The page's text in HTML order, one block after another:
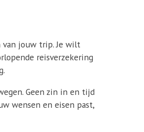
van jouw trip. Je wilt
reisverzekering
Geen zin in en tijd
wensen en eisen past,